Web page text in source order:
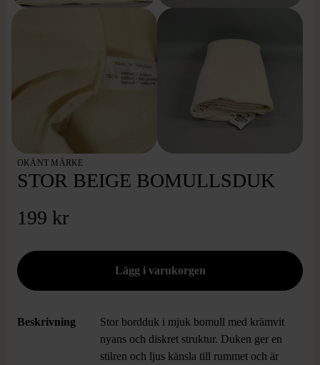
OKÄNT MÄRKE
STOR BEIGE BOMULLSDUK
199 kr
Beskrivning
Stor bordduk i mjuk bomull med krämvit
nyans och diskret struktur. Duken ger en
stilren och ljus känsla till rummet och är